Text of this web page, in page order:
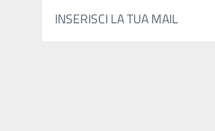
INSERISCI LA TUA MAIL